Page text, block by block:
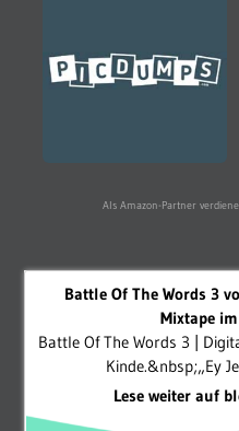
Als Amazon-Partner
Battle Of The Words 3
Mixtape
Battle Of The Words 3 |
Kinde.&nbsp;„Ey
Lese weiter auf